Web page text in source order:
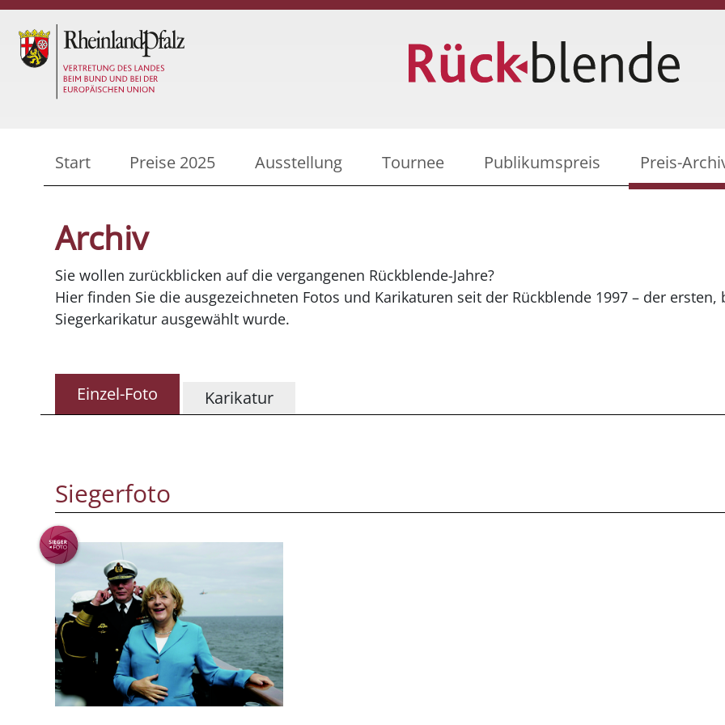
Start Preise 2025 Ausstellung Tournee Publikumspreis Preis-
Archiv
Sie wollen zurückblicken auf die vergangenen Rückblende-Jahre?
Hier finden Sie die ausgezeichneten Fotos und Karikaturen seit der Rückblende 1997 – der
Siegerkarikatur ausgewählt wurde.
Einzel-Foto Karikatur
Siegerfoto